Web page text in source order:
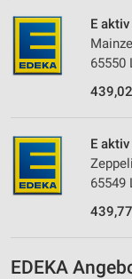
E
65550
E
65549
EDEKA